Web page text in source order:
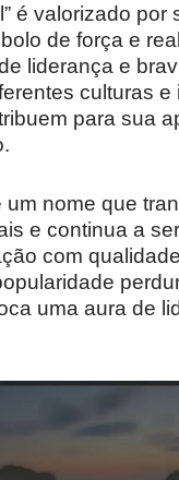
é valorizado por
de força e
liderança e
culturas e
para sua
um nome que
e continua a
com
uma aura de